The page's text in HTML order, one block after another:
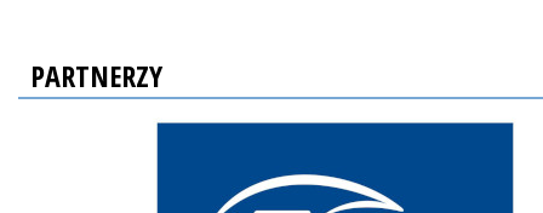
PARTNERZY